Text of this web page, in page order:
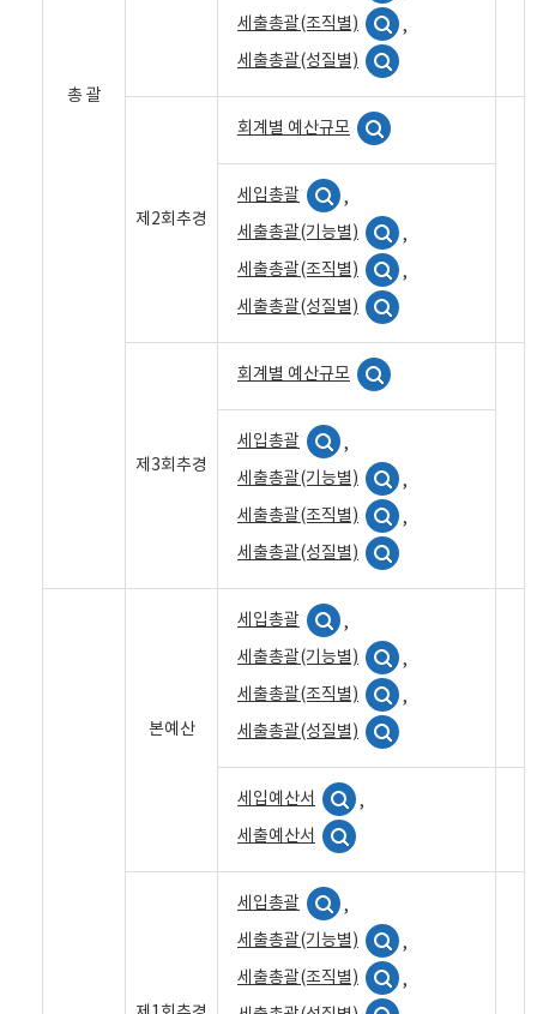
총 괄
세출총괄(조직별)
,
세출총괄(성질별)
제2회추경
회계별 예산규모
세입총괄
,
세출총괄(기능별)
,
세출총괄(조직별)
,
세출총괄(성질별)
제3회추경
회계별 예산규모
세입총괄
,
세출총괄(기능별)
,
세출총괄(조직별)
,
세출총괄(성질별)
본예산
세입총괄
,
세출총괄(기능별)
,
세출총괄(조직별)
,
세출총괄(성질별)
세입예산서
,
세출예산서
세입총괄
,
세출총괄(기능별)
,
세출총괄(조직별)
,